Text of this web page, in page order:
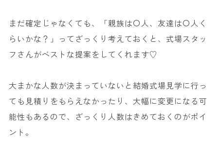
まだ確定じゃなくても、「親族は〇人、友達は〇人く
らいかな？」ってざっくり考えておくと、式場スタッ
フさんがベストな提案をしてくれます♡
大まかな人数が決まっていないと結婚式場見学に行っ
ても見積りをもらえなかったり、大幅に変更になる可
能性もあるので、ざっくり人数はきめておくのがポイ
ント。